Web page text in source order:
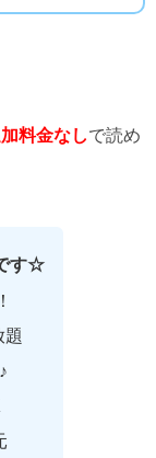
料金なしで読め
す☆
題